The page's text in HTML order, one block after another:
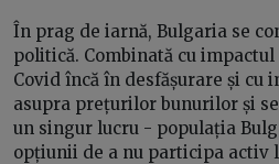
În prag de iarnă, Bulgaria se
politică. Combinată cu
Covid încă în desfășurare și
asupra prețurilor bunurilor și
un singur lucru - populația
opțiunii de a nu participa activ